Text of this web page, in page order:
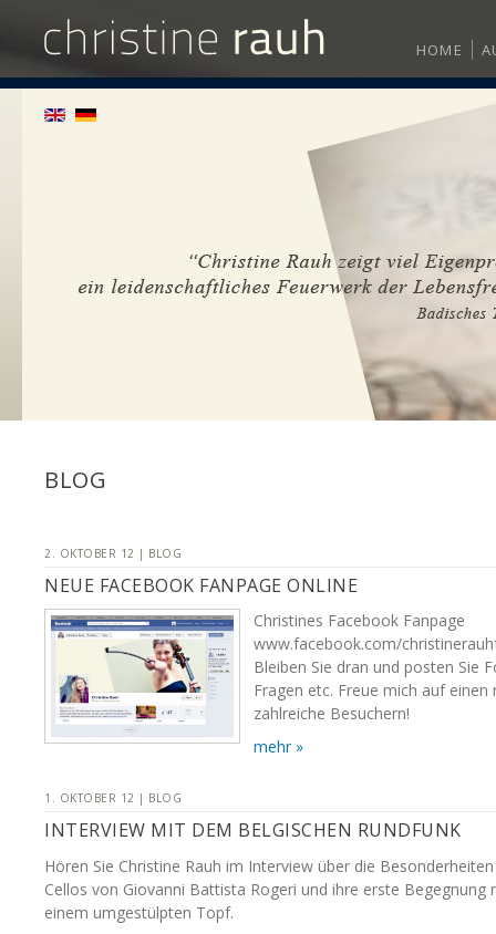
HOME
BLOG
2. OKTOBER 12 | BLOG
NEUE FACEBOOK FANPAGE ONLINE
Christines Facebook Fanpage
www.facebook.com/
Bleiben Sie dran und posten Sie
Fragen etc. Freue mich auf
zahlreiche Besuchern!
mehr »
1. OKTOBER 12 | BLOG
INTERVIEW MIT DEM BELGISCHEN RUNDFUNK
Hören Sie Christine Rauh im Interview über die
Cellos von Giovanni Battista Rogeri und ihre erste Begegnung
einem umgestülpten Topf.